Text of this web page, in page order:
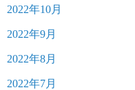
2022年10月
2022年9月
2022年8月
2022年7月